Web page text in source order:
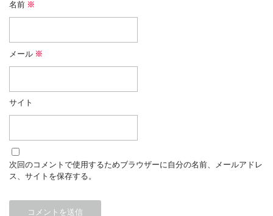
名前 ※
メール ※
サイト
次回のコメントで使用するためブラウザーに自分の名前、メールアドレ
ス、サイトを保存する。